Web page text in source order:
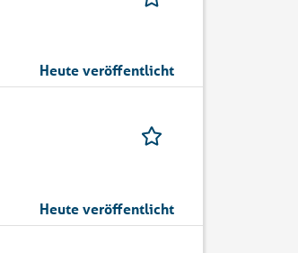
Heute veröffentlicht
Heute veröffentlicht